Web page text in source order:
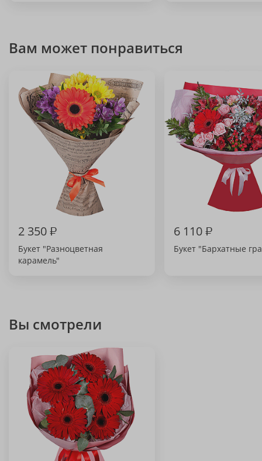
Вам может понравиться
2 350₽
Букет "Разноцветная
карамель"
6 110₽
Букет "Бархатные
Вы смотрели